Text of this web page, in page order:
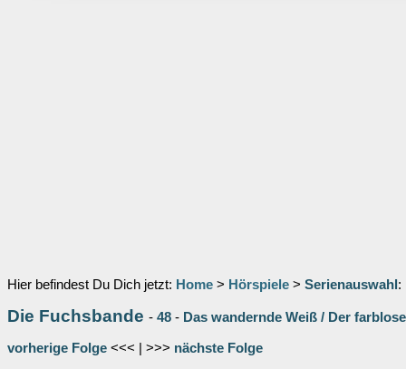
Hier befindest Du Dich jetzt: Home > Hörspiele > Serienauswahl :
Die Fuchsbande - 48 - Das wandernde Weiß / Der
vorherige Folge <<< | >>> nächste Folge